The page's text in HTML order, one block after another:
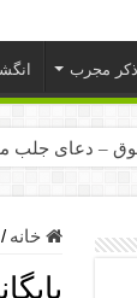
ذکر مجرب
– دعای جلب
– دعای یا
آن ها – ذکر
خانه /